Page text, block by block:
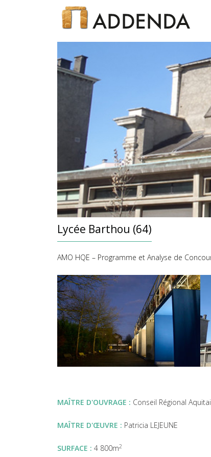
Lycée Barthou (64)
AMO HQE – Programme et Analyse de
MAÎTRE D'OUVRAGE : Conseil Régional
MAÎTRE D'ŒUVRE : Patricia LEJEUNE
SURFACE : 4 800m2